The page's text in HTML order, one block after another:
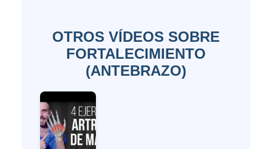
OTROS VÍDEOS SOBRE
FORTALECIMIENTO
(ANTEBRAZO)